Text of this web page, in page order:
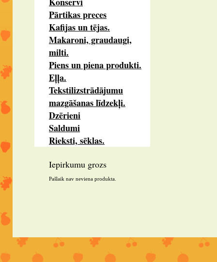
Pārtikas preces
Kafijas un tējas.
Makaroni, graudaugi,
milti.
Piens un piena produkti.
Eļļa.
Tekstilizstrādājumu
mazgāšanas līdzekļi.
Dzērieni
Saldumi
Rieksti, sēklas.
Iepirkumu grozs
Pašlaik nav neviena produkta.